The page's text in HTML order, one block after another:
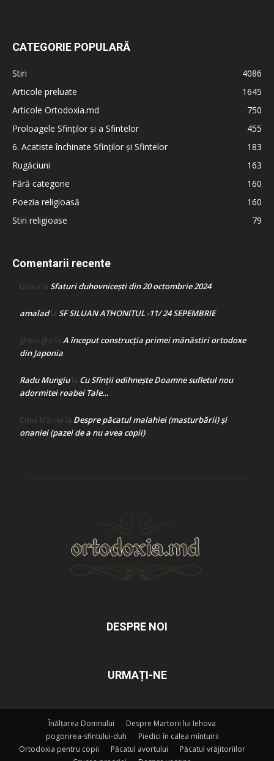
CATEGORIE POPULARĂ
Stiri
4086
Articole preluate
1645
Articole Ortodoxia.md
750
Proloagele Sfinților și a Sfintelor
455
6. Acatiste închinate Sfinților și Sfintelor
183
Rugăciuni
163
Fără categorie
160
Poezia religioasă
160
Stiri religioase
79
Comentarii recente
Doina la Sfaturi duhovnicești din 20 octombrie 2024
amaladla SF SILUAN ATHONITUL -11/ 24 SEPEMBRIE
gheorghe la A început construcţia primei mănăstiri ortodoxe
din Japonia
Radu Mungiula Cu Sfinții odihnește Doamne sufletul nou
adormitei roabei Tale…
Crina Marina la Despre păcatul malahiei (masturbării) şi
onaniei (pazei de a nu avea copii)
DESPRE NOI
URMAȚI-NE
Înălțarea Domnului
Despre Martorii lui Iehova
pogorirea-sfintului-duh
Piedici în calea mîntuirii
Ortodoxia pentru copii
Păcatul avortului
Păcatul vrăjitoriilor